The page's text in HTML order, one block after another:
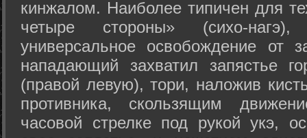
кинжалом. Наиболее типичен для
четыре стороны» (сихо-
универсальное освобождение от
нападающий захватил запястье
(правой левую), тори, наложив
противника, скользящим
часовой стрелке под рукой укэ,